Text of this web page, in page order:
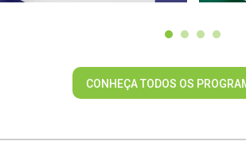
CONHEÇA TODOS OS